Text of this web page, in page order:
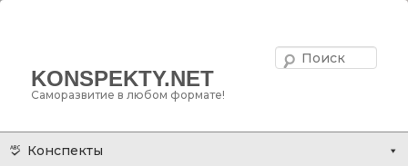
KONSPEKTY.NET
Саморазвитие в любом формате!
Главное меню
Конспекты